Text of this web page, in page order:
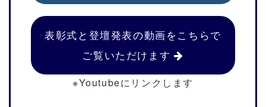
表彰式と登壇発表の動画をこちらで
ご覧いただけます
※Youtubeにリンクします